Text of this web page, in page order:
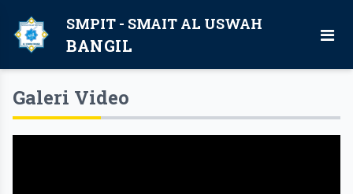
SMPIT - SMAIT AL USWAH
BANGIL
Galeri Video